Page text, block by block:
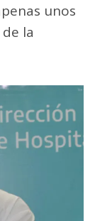
unos
la